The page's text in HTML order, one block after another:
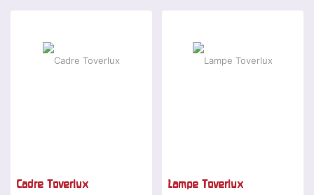
Cadre Toverlux
-7 %
Lampe Toverlux